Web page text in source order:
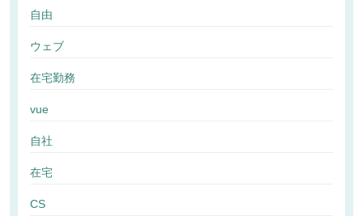
自由
ウェブ
在宅勤務
vue
自社
在宅
CS